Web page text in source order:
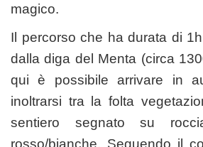
magico.
Il percorso che ha durata di
dalla diga del Menta (circa
qui è possibile arrivare in
inoltrarsi tra la folta
sentiero segnato su
rosso/bianche. Seguendo il